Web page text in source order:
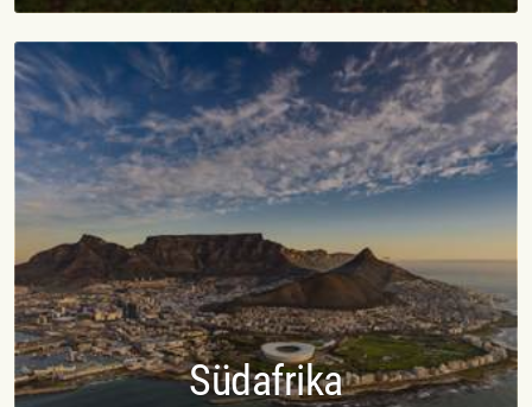
Südafrika